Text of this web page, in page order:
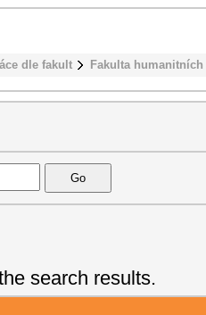
dle fakult Fakulta
search results.